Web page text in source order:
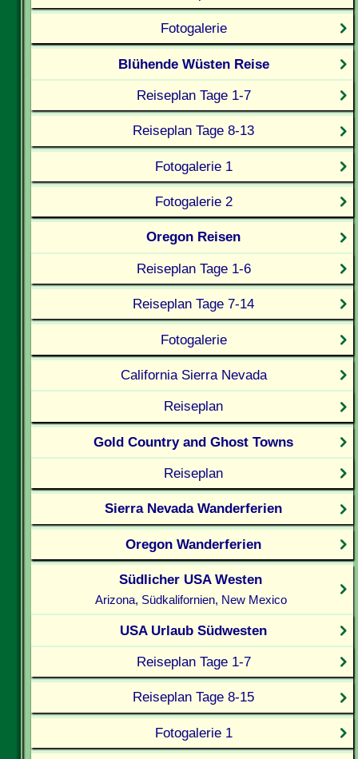
Fotogalerie
Blühende Wüsten Reise
Reiseplan Tage 1-7
Reiseplan Tage 8-13
Fotogalerie 1
Fotogalerie 2
Oregon Reisen
Reiseplan Tage 1-6
Reiseplan Tage 7-14
Fotogalerie
California Sierra Nevada
Reiseplan
Gold Country and Ghost Towns
Reiseplan
Sierra Nevada Wanderferien
Oregon Wanderferien
Südlicher USA Westen
Arizona, Südkalifornien, New Mexico
USA Urlaub Südwesten
Reiseplan Tage 1-7
Reiseplan Tage 8-15
Fotogalerie 1